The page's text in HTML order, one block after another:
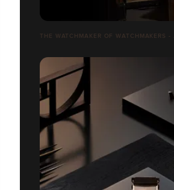
THE WATCHMAKER OF WATCHMAKERS -